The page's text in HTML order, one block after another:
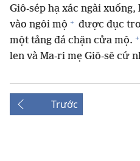
Giô-sép hạ xác ngài
vào ngôi mộ + được đục
một tảng đá chặn cửa mộ. +
len và Ma-ri mẹ Giô-sê cứ
Trước